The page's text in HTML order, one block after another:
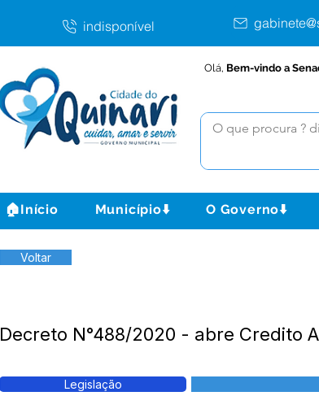
indisponível
Olá, Bem-vindo a
🏠Início Município⬇️ O Governo⬇️
Voltar
Decreto N°488/2020 - abre Credito
Legislação